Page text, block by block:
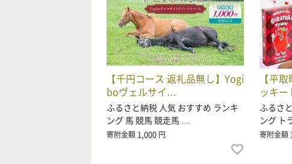
【千円コース 返礼品無し】Yogi
boヴェルサイ…
ふるさと納税 人気 おすすめ ランキ
ング 馬 競馬 競走馬 …
寄附金額 1,000 円
【平
ッキ
ふるさ
ング ト
寄附金額